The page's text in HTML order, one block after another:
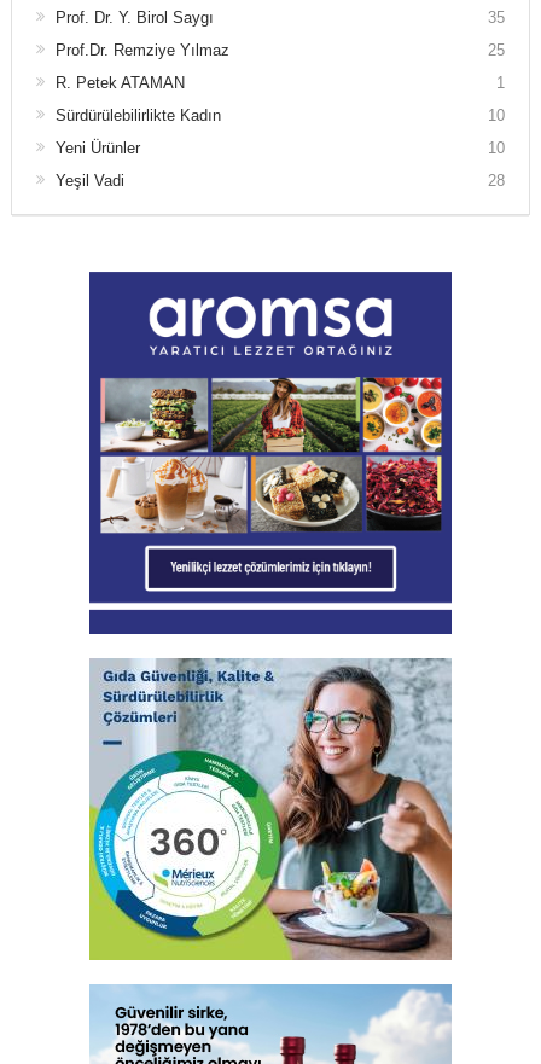
Prof. Dr. Y. Birol Saygı
35
Prof.Dr. Remziye Yılmaz
25
R. Petek ATAMAN
1
Sürdürülebilirlikte Kadın
10
Yeni Ürünler
10
Yeşil Vadi
28